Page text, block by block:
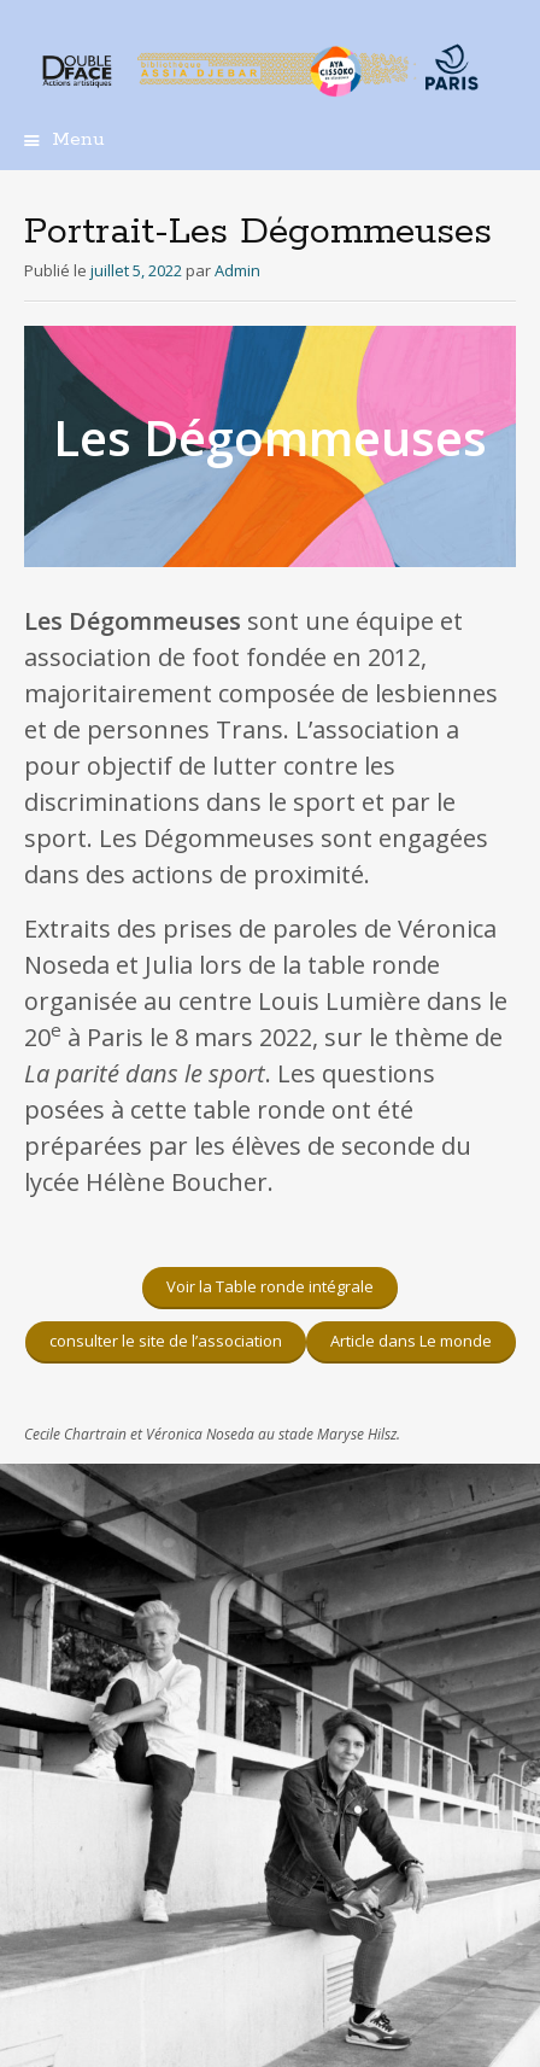
Menu
principal
Portrait-Les Dégommeuses
Publié le juillet 5, 2022 parAdmin
Les Dégommeuses
Les Dégommeuses sont une équipe et
association de foot fondée en 2012,
majoritairement composée de lesbiennes
et de personnes Trans. L’association a
pour objectif de lutter contre les
discriminations dans le sport et par le
sport. Les Dégommeuses sont engagées
dans des actions de proximité.
Extraits des prises de paroles de Véronica
Noseda et Julia lors de la table ronde
organisée au centre Louis Lumière dans le
20e à Paris le 8 mars 2022, sur le thème de
La parité dans le sport. Les questions
posées à cette table ronde ont été
préparées par les élèves de seconde du
lycée Hélène Boucher.
Voir la Table ronde intégrale
consulter le site de l’association Article dans Le monde
Cecile Chartrain et Véronica Noseda au stade Maryse Hilsz.